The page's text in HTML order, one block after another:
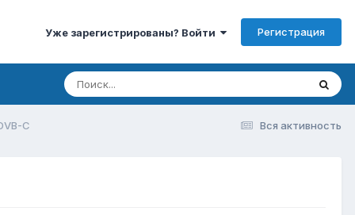
Уже зарегистрированы? Войти Регистрация
Вся активность
C